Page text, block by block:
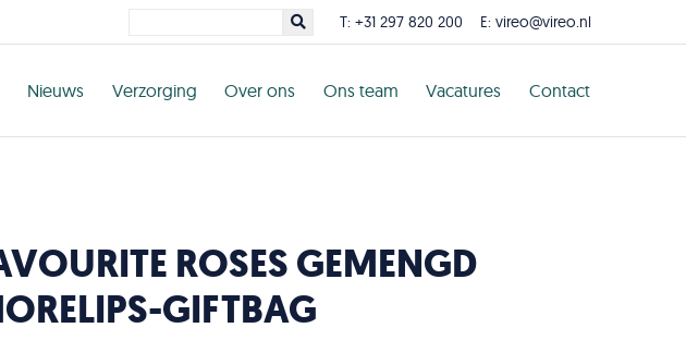
T: +31 297 820 200 E: vireo@vireo.nl
Nieuws Verzorging Over ons Ons team Vacatures Contact
ROSES GEMENGD
GIFTBAG